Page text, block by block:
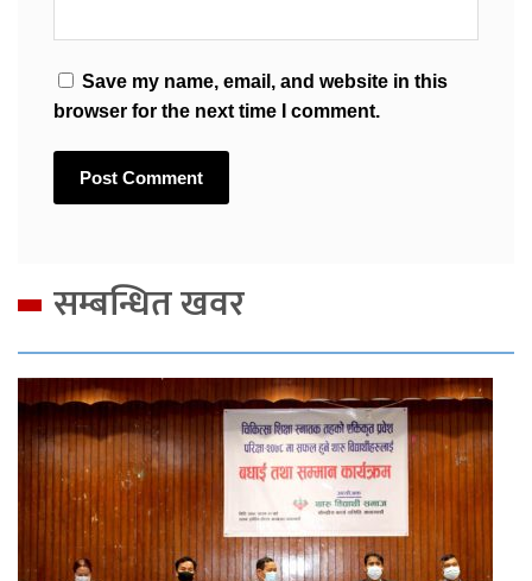
Save my name, email, and website in this
browser for the next time I comment.
सम्बन्धित खवर